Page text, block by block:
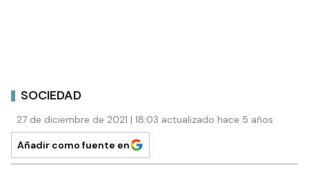
SOCIEDAD
27 de diciembre de 2021 | 18:03 actualizado hace 5 años
Añadir como fuente en